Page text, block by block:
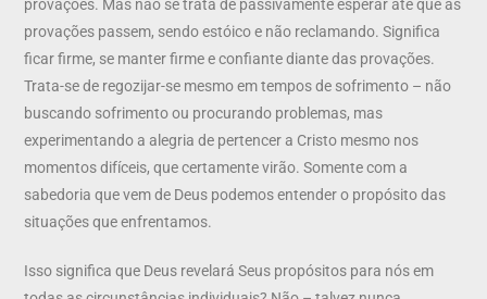
provações. Mas não se trata de passivamente esperar até que as
provações passem, sendo estóico e não reclamando. Significa
ficar firme, se manter firme e confiante diante das provações.
Trata-se de regozijar-se mesmo em tempos de sofrimento – não
buscando sofrimento ou procurando problemas, mas
experimentando a alegria de pertencer a Cristo mesmo nos
momentos difíceis, que certamente virão. Somente com a
sabedoria que vem de Deus podemos entender o propósito das
situações que enfrentamos.
Isso significa que Deus revelará Seus propósitos para nós em